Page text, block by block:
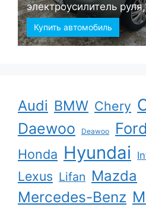
электроусилитель
Купить автомобиль
Audi BMW Chery
Daewoo Deawoo Ford
Honda Hyundai
Lexus Lifan Mazda
Mercedes-Benz